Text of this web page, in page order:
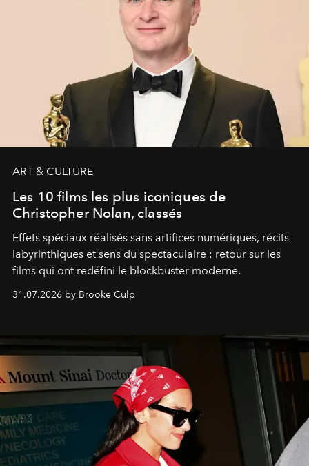
ART & CULTURE
Les 10 films les plus iconiques de
Christopher Nolan, classés
Effets spéciaux réalisés sans artifices numériques, récits
labyrinthiques et sens du spectaculaire : retour sur les
films qui ont redéfini le blockbuster moderne.
31.07.2026 by Brooke Culp